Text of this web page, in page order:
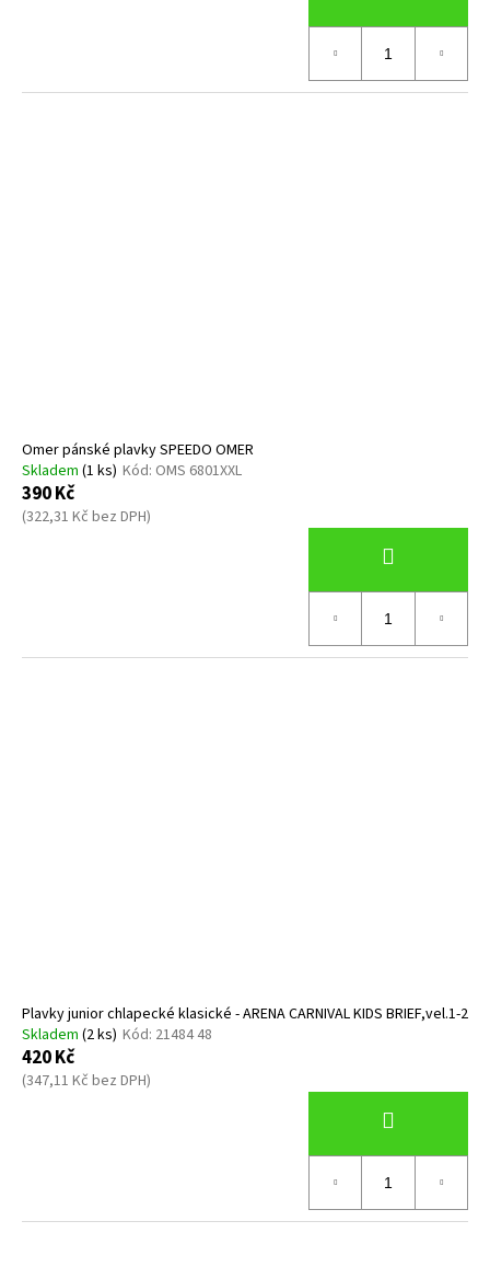
Omer pánské plavky SPEEDO OMER
Skladem (1 ks) Kód: OMS 6801XXL
390 Kč
(322,31 Kč bez DPH)
Plavky junior chlapecké klasické - ARENA CARNIVAL KIDS BRIEF,vel.1-2
Skladem (2 ks) Kód: 21484 48
420 Kč
(347,11 Kč bez DPH)